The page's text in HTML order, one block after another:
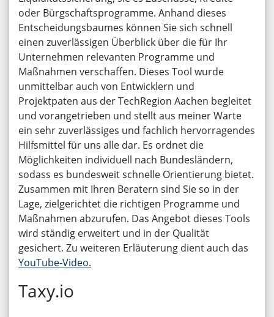
oder Bürgschaftsprogramme. Anhand dieses
Entscheidungsbaumes können Sie sich schnell
einen zuverlässigen Überblick über die für Ihr
Unternehmen relevanten Programme und
Maßnahmen verschaffen. Dieses Tool wurde
unmittelbar auch von Entwicklern und
Projektpaten aus der TechRegion Aachen begleitet
und vorangetrieben und stellt aus meiner Warte
ein sehr zuverlässiges und fachlich hervorragendes
Hilfsmittel für uns alle dar. Es ordnet die
Möglichkeiten individuell nach Bundesländern,
sodass es bundesweit schnelle Orientierung bietet.
Zusammen mit Ihren Beratern sind Sie so in der
Lage, zielgerichtet die richtigen Programme und
Maßnahmen abzurufen. Das Angebot dieses Tools
wird ständig erweitert und in der Qualität
gesichert. Zu weiteren Erläuterung dient auch das
YouTube-Video.
Taxy.io